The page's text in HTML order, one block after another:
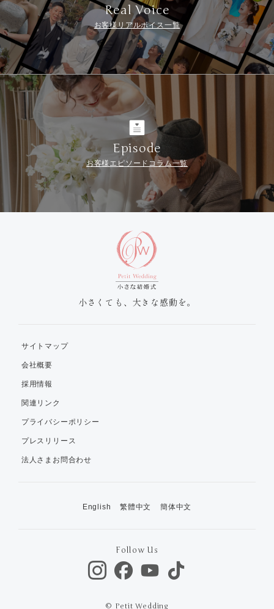
Real Voice
お客様リアルボイス一覧
Episode
お客様エピソードコラム一覧
小さくても、大きな感動を。
サイトマップ
会社概要
採用情報
関連リンク
プライバシーポリシー
プレスリリース
法人さまお問合わせ
English 繁體中文 簡体中文
Follow Us
© Petit Wedding